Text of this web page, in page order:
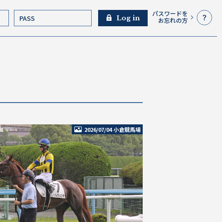
Log in
パスワードを
お忘れの方
2026/07/04 小倉競馬場